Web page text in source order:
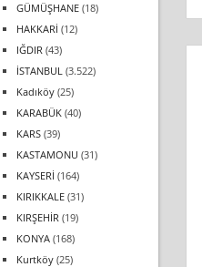
GÜMÜŞHANE (18)
HAKKARİ (12)
IĞDIR (43)
İSTANBUL (3.522)
Kadıköy (25)
KARABÜK (40)
KARS (39)
KASTAMONU (31)
KAYSERİ (164)
KIRIKKALE (31)
KIRŞEHİR (19)
KONYA (168)
Kurtköy (25)